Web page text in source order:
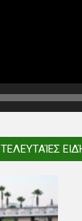
ΤΕΛΕΥΤΑΊΕΣ